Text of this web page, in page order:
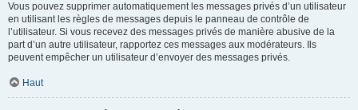
Vous pouvez supprimer automatiquement les messages privés d’un utilisateur
en utilisant les règles de messages depuis le panneau de contrôle de
l’utilisateur. Si vous recevez des messages privés de manière abusive de la
part d’un autre utilisateur, rapportez ces messages aux modérateurs. Ils
peuvent empêcher un utilisateur d’envoyer des messages privés.
Haut